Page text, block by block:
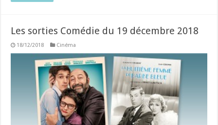
Les sorties Comédie du 19 décembre 2018
18/12/2018 Cinéma